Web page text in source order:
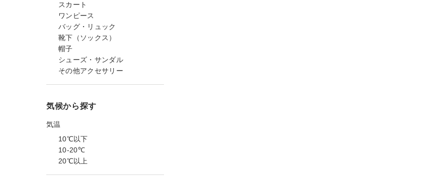
スカート
ワンピース
バッグ・リュック
靴下（ソックス）
帽子
シューズ・サンダル
その他アクセサリー
気候から探す
気温
10℃以下
10-20℃
20℃以上